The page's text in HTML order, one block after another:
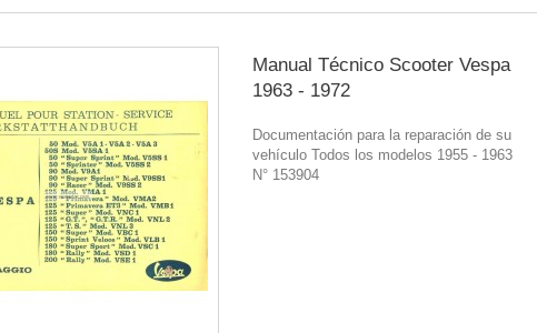
Manual Técnico Scooter Vespa
1963 - 1972
Documentación para la reparación de su
vehículo Todos los modelos 1955 - 1963
N° 153904